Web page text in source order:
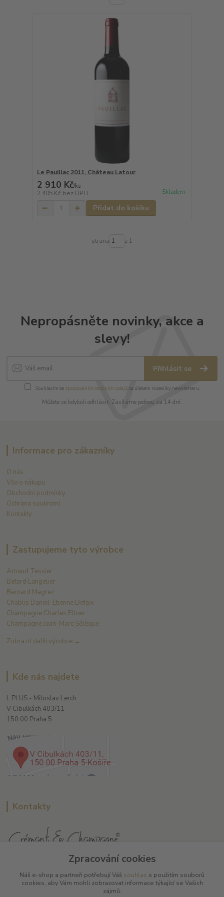
Le Pauillac 2011, Château Latour
2 910 Kč/ks
2 405 Kč bez DPH Skladem
Přidat do košíku
strana z 1
Nepropásněte novinky, akce a
slevy!
Přihlásit se
Souhlasím se zpracováním osobních údajůza účelem rozesílky newsletteru.
Můžete se kdykoli odhlásit. Zasíláme jednou za 14 dní.
Informace pro zákazníky
O nás
Vše o nákupu
Obchodní podmínky
Ochrana soukromí
Kontakty
Zastupujeme tyto výrobce
Arnaud Tessier
Batard Langelier
Bernard Magrez
Chablis Daniel-Etienne Defaix
Champagne Charles Ellner
Champagne Jean-Marc Sélèque
Zobrazit další výrobce →
Kde nás najdete
L PLUS - Miloslav Lerch
V Cibulkách 403/11
150 00 Praha 5
Kontakty
+420 608 885 840
Zpracování cookies
Náš e-shop a partneři potřebují Váš souhlas s použitím souborů
cookies, aby Vám mohli zobrazovat informace týkající se Vašich
zájmů.